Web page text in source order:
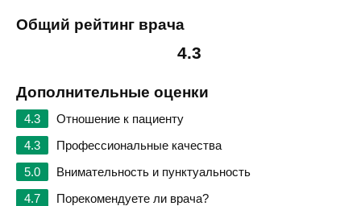
Общий рейтинг врача
4.3
Дополнительные оценки
4.3
Отношение к пациенту
4.3
Профессиональные качества
5.0
Внимательность и пунктуальность
4.7
Порекомендуете ли врача?